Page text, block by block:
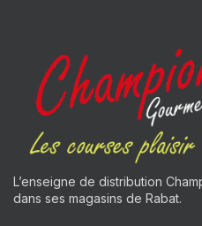
L’enseigne de distribution
dans ses magasins de Rabat.